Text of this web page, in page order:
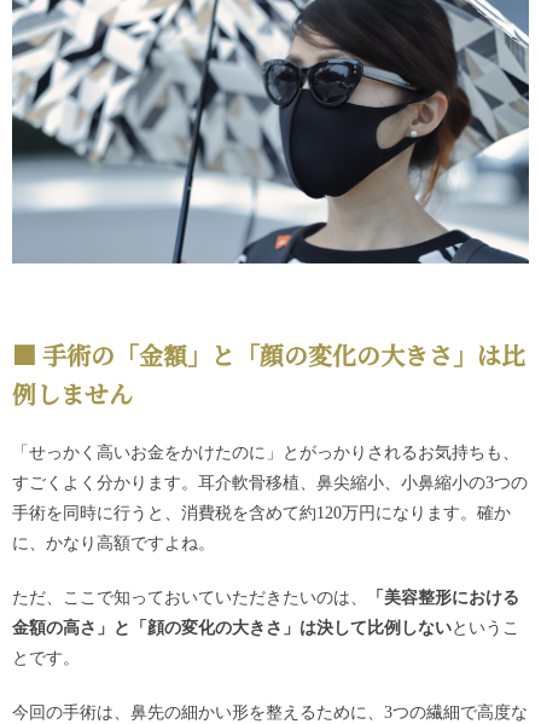
手術の「金額」と「顔の変化の大きさ」は比
例しません
「せっかく高いお金をかけたのに」とがっかりされるお気持ちも、
すごくよく分かります。耳介軟骨移植、鼻尖縮小、小鼻縮小の3つの
手術を同時に行うと、消費税を含めて約120万円になります。確か
に、かなり高額ですよね。
ただ、ここで知っておいていただきたいのは、
「美容整形における
金額の高さ」と「顔の変化の大きさ」は決して比例しないというこ
とです。
今回の手術は、鼻先の細かい形を整えるために、3つの繊細で高度な